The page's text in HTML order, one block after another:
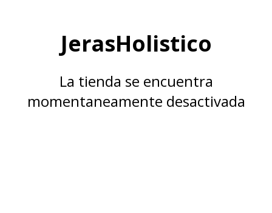
JerasHolistico
La tienda se encuentra
momentaneamente desactivada